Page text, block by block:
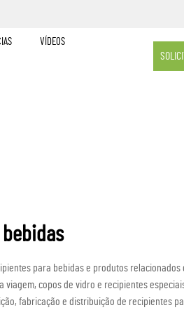
VÍDEOS
para bebidas e produtos
copos de vidro e recipientes
fabricação e distribuição de recipientes